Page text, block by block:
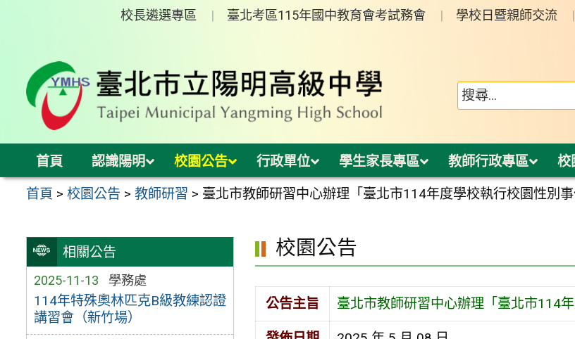
校長遴選專區 臺北考區115年國中教育會考試務會 學校日暨親師交流
首頁 認識陽明 校園公告 行政單位 學生家長專區 教師行政專區 校
首頁 >校園公告 >教師研習 > 臺北市教師研習中心辦理「臺北市114年度學校執行校園性別
相關公告
2025-11-13 學務處
114年特殊奧林匹克B級教練認證
講習會（新竹場）
校園公告
公告主旨 臺北市教師研習中心辦理「臺北市114